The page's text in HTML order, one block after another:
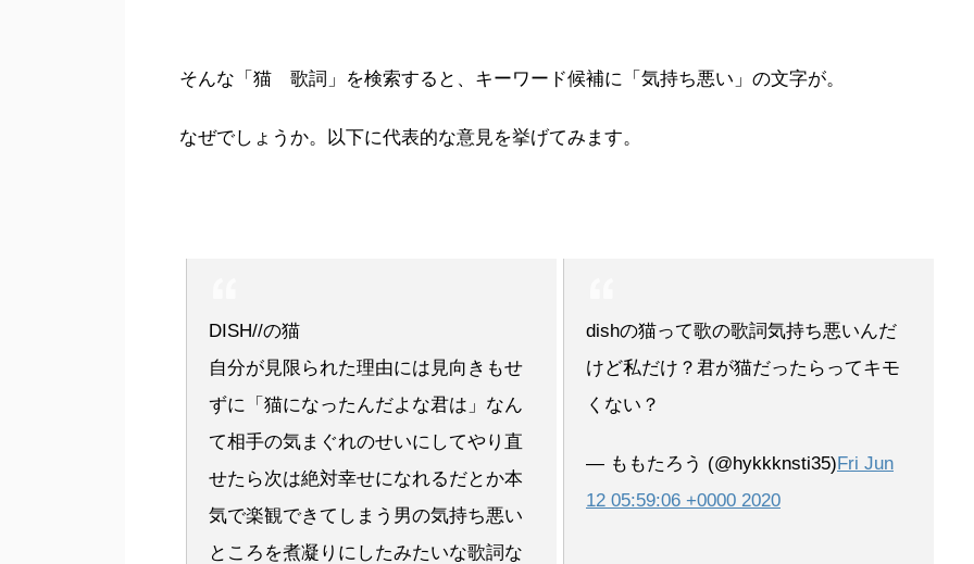
そんな「猫 歌詞」を検索すると、キーワード候補に「気持ち悪い」の文字が。
なぜでしょうか。以下に代表的な意見を挙げてみます。
DISH//の猫
自分が見限られた理由には見向きもせ
ずに「猫になったんだよな君は」なん
て相手の気まぐれのせいにしてやり直
せたら次は絶対幸せになれるだとか本
気で楽観できてしまう男の気持ち悪い
ところを煮凝りにしたみたいな歌詞な
dishの猫って歌の歌詞気持ち悪いんだ
けど私だけ？君が猫だったらってキモ
くない？
— ももたろう (@hykkknsti35)Fri Jun
12 05:59:06 +0000 2020